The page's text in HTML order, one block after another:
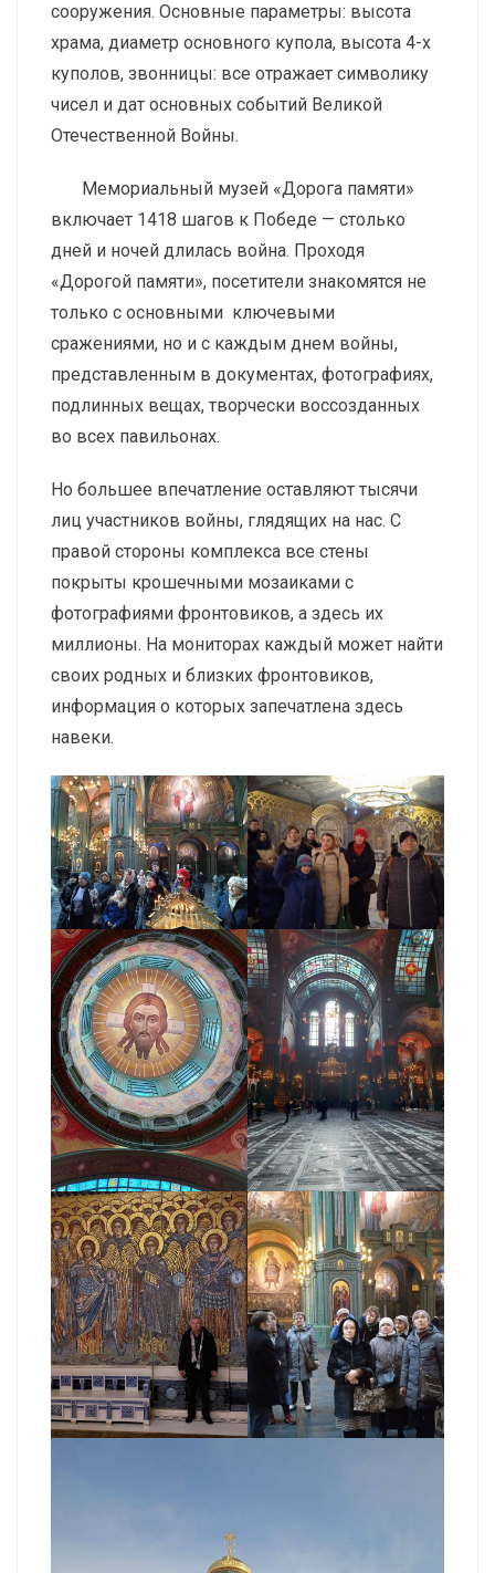
сооружения. Основные параметры: высота
храма, диаметр основного купола, высота 4-х
куполов, звонницы: все отражает символику
чисел и дат основных событий Великой
Отечественной Войны.
Мемориальный музей «Дорога памяти»
включает 1418 шагов к Победе — столько
дней и ночей длилась война. Проходя
«Дорогой памяти», посетители знакомятся не
только с основными ключевыми
сражениями, но и с каждым днем войны,
представленным в документах, фотографиях,
подлинных вещах, творчески воссозданных
во всех павильонах.
Но большее впечатление оставляют тысячи
лиц участников войны, глядящих на нас. С
правой стороны комплекса все стены
покрыты крошечными мозаиками с
фотографиями фронтовиков, а здесь их
миллионы. На мониторах каждый может найти
своих родных и близких фронтовиков,
информация о которых запечатлена здесь
навеки.